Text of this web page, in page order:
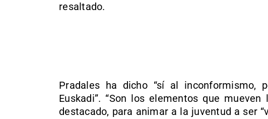
resaltado.
Pradales ha dicho “sí al inconformismo,
Euskadi”. “Son los elementos que
destacado, para animar a la juventud a ser